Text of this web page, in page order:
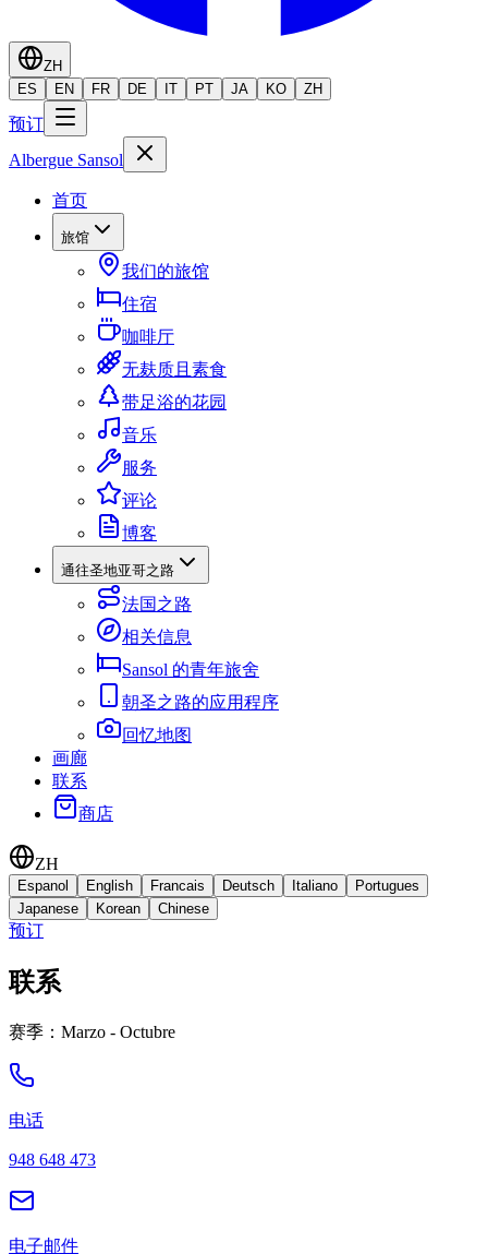
ZH
ES
EN FR DE IT PT JA KO ZH
预订
Albergue Sansol
首页
旅馆
我们的旅馆
住宿
咖啡厅
无麸质且素食
带足浴的花园
音乐
服务
评论
博客
通往圣地亚哥之路
法国之路
相关信息
Sansol 的青年旅舍
朝圣之路的应用程序
回忆地图
画廊
联系
商店
ZH
Espanol English Francais Deutsch Italiano
Portugues
Japanese
Korean Chinese
预订
联系
赛季：Marzo - Octubre
电话
948 648 473
电子邮件